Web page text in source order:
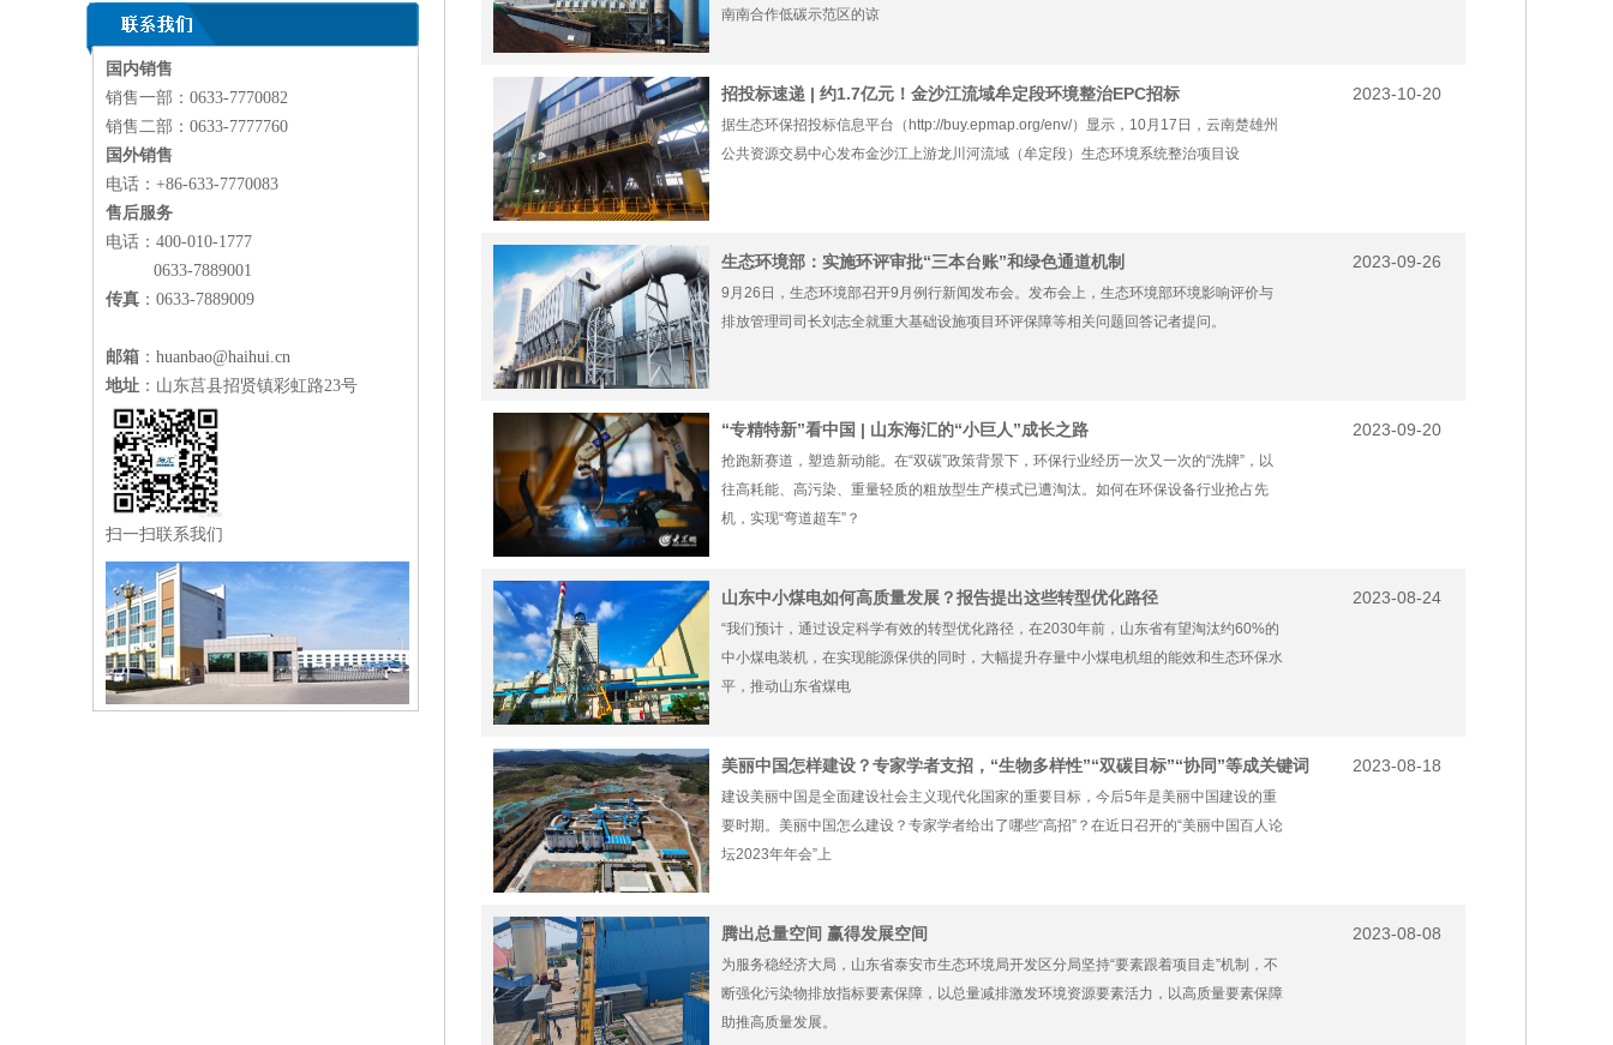
国内销售
销售一部： 0633-7770082
销售二部：0633-7777760
国外销售
电话：+86-633-7770083
售后服务
电话：400-010-1777
0633-7889001
传真 ：0633-7889009
邮箱 ： huanbao@haihui.cn
地址 ：山东莒县招贤镇彩虹路23号
扫一扫联系我们
南南合作低碳示范区的谅
招投标速递 | 约1.7亿元！金沙江流域牟定段环境整治EPC招标 2023-10-20
据生态环保招投标信息平台（http://buy.epmap.org/env/）显示，10月17日，云南楚雄州
公共资源交易中心发布金沙江上游龙川河流域（牟定段）生态环境系统整治项目设
生态环境部：实施环评审批“三本台账”和绿色通道机制 2023-09-26
9月26日，生态环境部召开9月例行新闻发布会。发布会上，生态环境部环境影响评价与
排放管理司司长刘志全就重大基础设施项目环评保障等相关问题回答记者提问。
“专精特新”看中国 | 山东海汇的“小巨人”成长之路 2023-09-20
抢跑新赛道，塑造新动能。在“双碳”政策背景下，环保行业经历一次又一次的“洗牌”，以
往高耗能、高污染、重量轻质的粗放型生产模式已遭淘汰。如何在环保设备行业抢占先
机，实现“弯道超车”？
山东中小煤电如何高质量发展？报告提出这些转型优化路径 2023-08-24
“我们预计，通过设定科学有效的转型优化路径，在2030年前，山东省有望淘汰约60%的
中小煤电装机，在实现能源保供的同时，大幅提升存量中小煤电机组的能效和生态环保水
平，推动山东省煤电
美丽中国怎样建设？专家学者支招，“生物多样性”“双碳目标”“协同”等成关键词 2023-08-18
建设美丽中国是全面建设社会主义现代化国家的重要目标，今后5年是美丽中国建设的重
要时期。美丽中国怎么建设？专家学者给出了哪些“高招”？在近日召开的“美丽中国百人论
坛2023年年会”上
腾出总量空间 赢得发展空间 2023-08-08
为服务稳经济大局，山东省泰安市生态环境局开发区分局坚持“要素跟着项目走”机制，不
断强化污染物排放指标要素保障，以总量减排激发环境资源要素活力，以高质量要素保障
助推高质量发展。